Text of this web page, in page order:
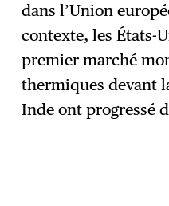
dans l’Union
contexte, les États-
premier marché
thermiques devant
Inde ont progressé